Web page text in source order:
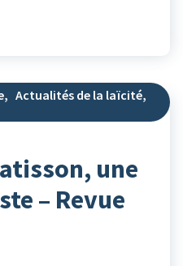
, Actualités de la laïcité,
une
– Revue